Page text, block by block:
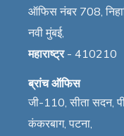
ऑफिस नंबर 708,
नवी मुंबई,
महाराष्ट्र- 410210
ब्रांच ऑफिस
जी-110, सीता सदन,
कंकरबाग, पटना,